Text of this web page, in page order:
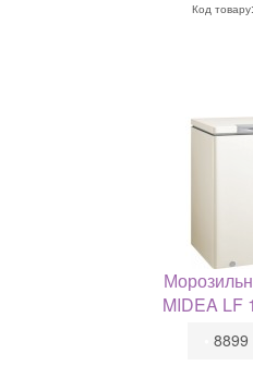
Код
MIDEA LF
8899